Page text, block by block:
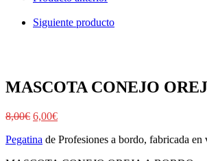
Siguiente producto
MASCOTA CONEJO
8,00€ 6,00€
Pegatina de Profesiones a bordo, fabricada